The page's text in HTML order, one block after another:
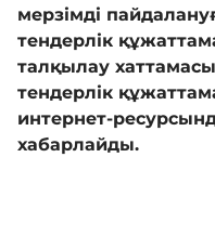
Өртке қарсы үгіт
Байланыс
мерзімді
тендерлік
талқылау
тендерлік
интернет-
хабарлайды.